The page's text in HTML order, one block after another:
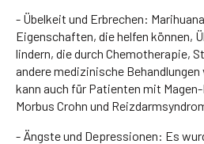
- Übelkeit und Erbrechen:
Eigenschaften, die helfen können,
lindern, die durch Chemotherapie,
andere medizinische
kann auch für Patienten mit
Morbus Crohn und
- Ängste und Depressionen: Es